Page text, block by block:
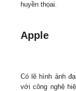
huyền thọai.
Apple
Có lẽ hình ảnh
với công nghệ